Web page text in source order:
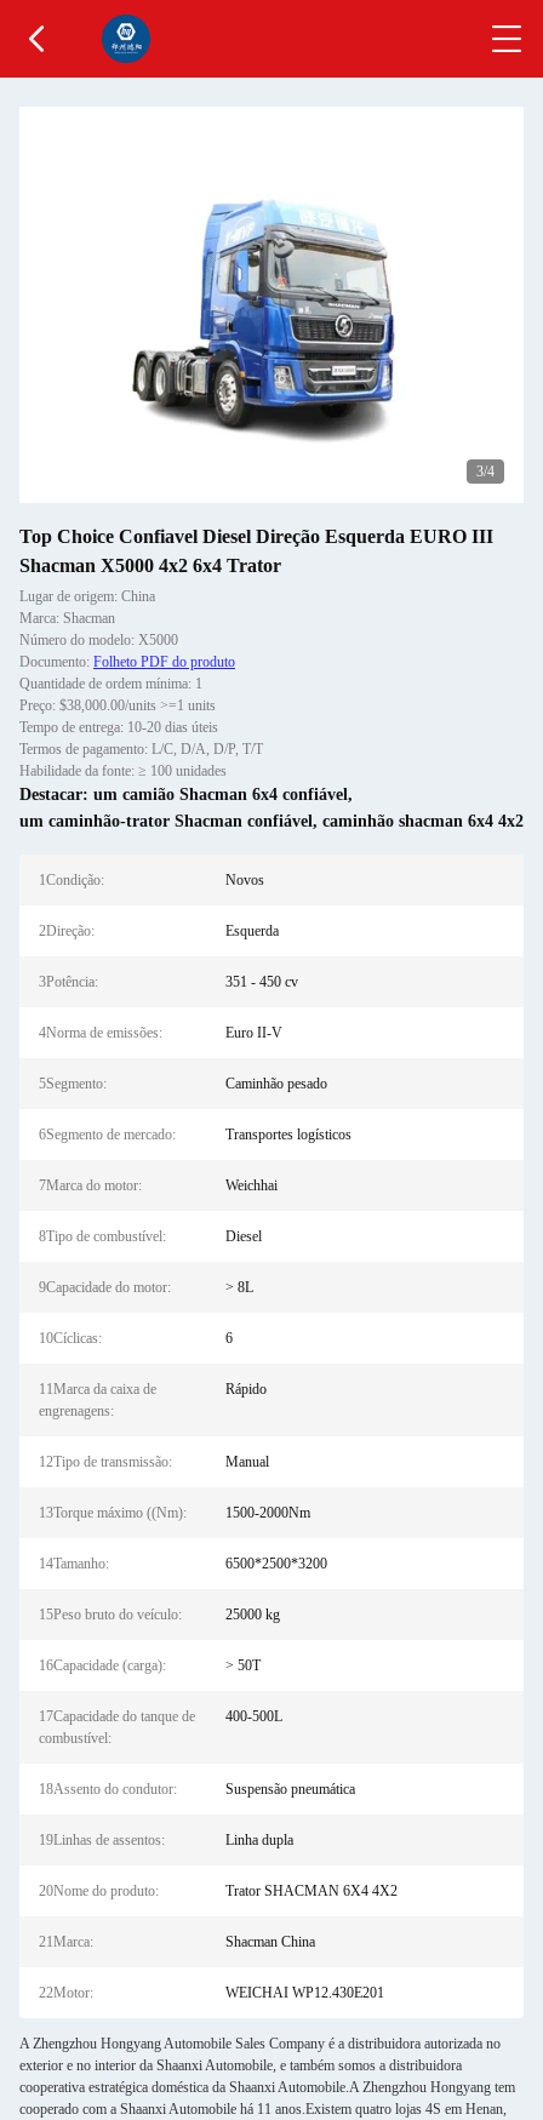
3/4
Top Choice Confiavel Diesel Direção Esquerda EURO III
Shacman X5000 4x2 6x4 Trator
Lugar de origem: China
Marca: Shacman
Número do modelo: X5000
Documento: Folheto PDF do produto
Quantidade de ordem mínima: 1
Preço: $38,000.00/units >=1 units
Tempo de entrega: 10-20 dias úteis
Termos de pagamento: L/C, D/A, D/P, T/T
Habilidade da fonte: ≥ 100 unidades
Destacar: um camião Shacman 6x4 confiável,
um caminhão-trator Shacman confiável, caminhão shacman 6x4 4x2
1Condição: Novos
2Direção: Esquerda
3Potência: 351 - 450 cv
4Norma de emissões: Euro II-V
5Segmento: Caminhão pesado
6Segmento de mercado: Transportes logísticos
7Marca do motor: Weichhai
8Tipo de combustível: Diesel
9Capacidade do motor: > 8L
10Cíclicas: 6
11Marca da caixa de
engrenagens:
Rápido
12Tipo de transmissão: Manual
13Torque máximo ((Nm): 1500-2000Nm
14Tamanho: 6500*2500*3200
15Peso bruto do veículo: 25000 kg
16Capacidade (carga): > 50T
17Capacidade do tanque de
combustível:
400-500L
18Assento do condutor: Suspensão pneumática
19Linhas de assentos: Linha dupla
20Nome do produto: Trator SHACMAN 6X4 4X2
21Marca: Shacman China
22Motor: WEICHAI WP12.430E201
A Zhengzhou Hongyang Automobile Sales Company é a distribuidora autorizada no
exterior e no interior da Shaanxi Automobile, e também somos a distribuidora
cooperativa estratégica doméstica da Shaanxi Automobile.A Zhengzhou Hongyang tem
cooperado com a Shaanxi Automobile há 11 anos.Existem quatro lojas 4S em Henan,